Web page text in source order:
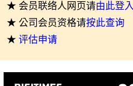
★ 会员联络人网页请由此登入
★ 公司会员资格请按此查询
★ 评估申请